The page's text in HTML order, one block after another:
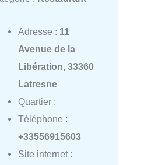
Adresse : 11
Avenue de la
Libération, 33360
Latresne
Quartier :
Téléphone :
+33556915603
Site internet :